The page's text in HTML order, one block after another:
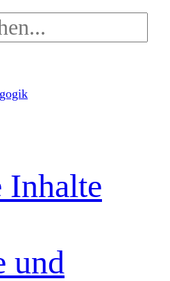
Inhalte
und